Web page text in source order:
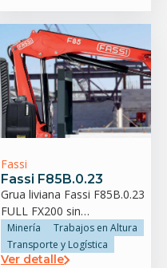
Fassi
Fassi F85B.0.23
Grua liviana Fassi F85B.0.23
FULL FX200 sin
estabilizador trasero
Minería
Trabajos en Altura
Transporte y Logística
Ver detalle